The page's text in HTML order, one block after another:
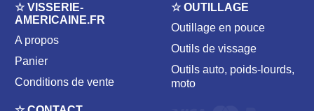
☆ VISSERIE-
AMERICAINE.FR
A propos
Panier
Conditions de vente
☆ OUTILLAGE
Outillage en pouce
Outils de vissage
Outils auto, poids-lourds,
moto